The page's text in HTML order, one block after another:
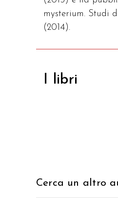
mysterium. Studi
(2014).
I libri
Cerca un altro